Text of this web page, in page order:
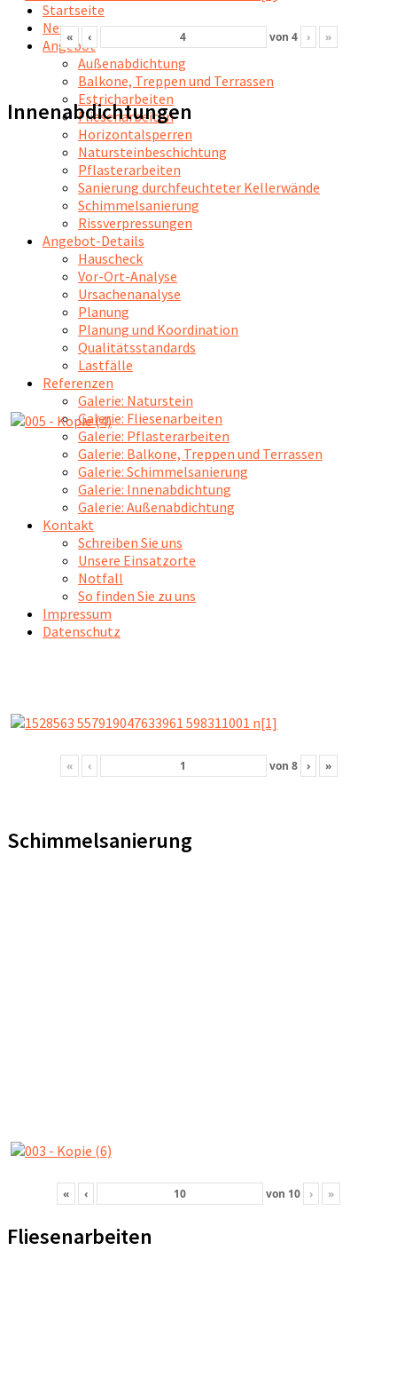
Startseite
News
Angebot
Außenabdichtung
Balkone, Treppen und Terrassen
Estricharbeiten
Fliesenarbeiten
Horizontalsperren
Natursteinbeschichtung
Pflasterarbeiten
Sanierung durchfeuchteter Kellerwände
Schimmelsanierung
Rissverpressungen
Angebot-Details
Hauscheck
Vor-Ort-Analyse
Ursachenanalyse
Planung
Planung und Koordination
Qualitätsstandards
Lastfälle
Referenzen
Galerie: Naturstein
Galerie: Fliesenarbeiten
Galerie: Pflasterarbeiten
Galerie: Balkone, Treppen und Terrassen
Galerie: Schimmelsanierung
Galerie: Innenabdichtung
Galerie: Außenabdichtung
Kontakt
Schreiben Sie uns
Unsere Einsatzorte
Notfall
So finden Sie zu uns
Impressum
Datenschutz
« ‹ von 4 › »
Innenabdichtungen
« ‹ von 8 › »
Schimmelsanierung
« ‹ von 10 › »
Fliesenarbeiten